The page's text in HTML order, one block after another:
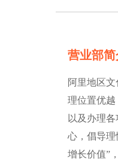
营业部简
阿里地区
理位置优越
以及办理
心，倡导
增长价值”